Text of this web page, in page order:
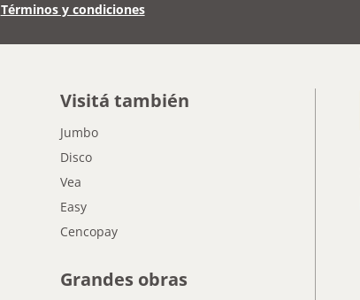
Términos y condiciones
Visitá también
Jumbo
Disco
Vea
Easy
Cencopay
Grandes obras